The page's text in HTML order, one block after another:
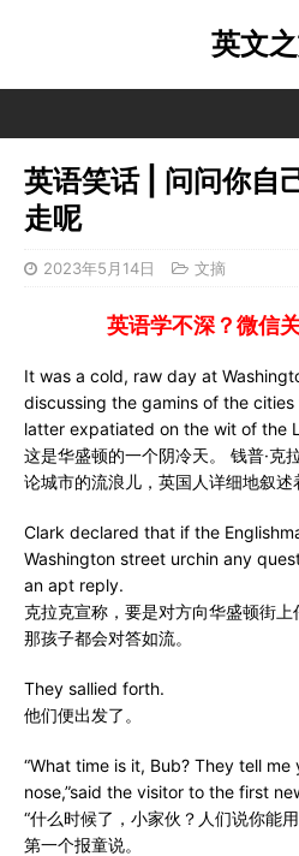
英文
英语笑话 | 问问你自
走呢
2023年5月14日 文摘
英语学不深？微信
It was a cold, raw day at
discussing the gamins of the
latter expatiated on the wit of the
这是华盛顿的一个阴冷天。 钱普·克
论城市的流浪儿，英国人详细地叙述
Clark declared that if the
Washington street urchin any
an apt reply.
克拉克宣称，要是对方向华盛顿街上
那孩子都会对答如流。
They sallied forth.
他们便出发了。
“What time is it, Bub? They tell
nose,”said the visitor to the first
“什么时候了，小家伙？人们说你能
第一个报童说。